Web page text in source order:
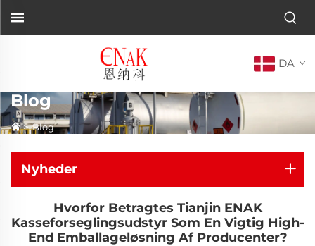
DA
Blog
>Blog
Nyheder
Hvorfor Betragtes Tianjin ENAK
Kasseforseglingsudstyr Som En Vigtig High-
End Emballageløsning Af Producenter?